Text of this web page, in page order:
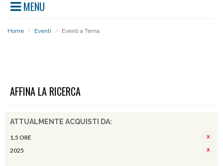
MENU
Home / Eventi / Eventi a Tema
AFFINA LA RICERCA
ATTUALMENTE ACQUISTI DA:
1,5 ORE
2025